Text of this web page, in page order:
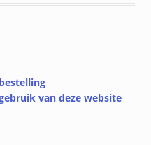
van deze website